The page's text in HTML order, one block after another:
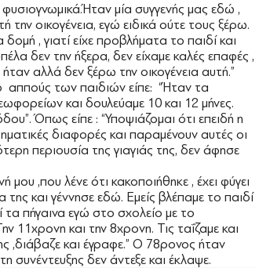
μία συγγενής μας εδώ ,
την οικογένεια, εγώ ειδικά ούτε τους ξέρω.
, γιατί είχε προβλήματα το παιδί και
δεν την ήξερα, δεν είχαμε καλές επαφές ,
αλλά δεν ξέρω την οικογένεια αυτή.”
αππούς των παιδιών είπε: “Ήταν τα
και δουλεύαμε 10 και 12 μήνες.
Όπως είπε : “Υποψιάζομαι ότι επειδή η
διαφορές και παραμένουν αυτές οι
περιουσία της γιαγιάς της, δεν άφησε
,που λένε ότι κακοποιήθηκε , έχει φύγει
και γέννησε εδώ. Εμείς βλέπαμε το παιδί
πήγαινα εγώ στο σχολείο με το
11χρονη και την 8χρονη. Τις ταΐζαμε και
,διάβαζε και έγραφε.” Ο 78ρονος ήταν
συνέντευξης δεν άντεξε και έκλαψε.